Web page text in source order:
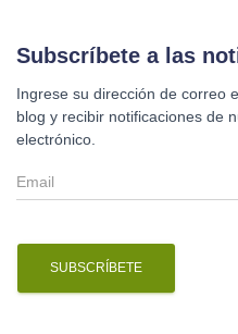
r
Subscríbete a las
Ingrese su dirección de correo
blog y recibir notificaciones de
electrónico.
E
m
i